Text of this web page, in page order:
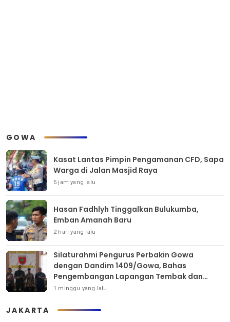
GOWA
Kasat Lantas Pimpin Pengamanan CFD, Sapa
Warga di Jalan Masjid Raya
5 jam yang lalu
Hasan Fadhlyh Tinggalkan Bulukumba,
Emban Amanah Baru
2 hari yang lalu
Silaturahmi Pengurus Perbakin Gowa
dengan Dandim 1409/Gowa, Bahas
Pengembangan Lapangan Tembak dan
Pembinaan Atlet
1 minggu yang lalu
JAKARTA